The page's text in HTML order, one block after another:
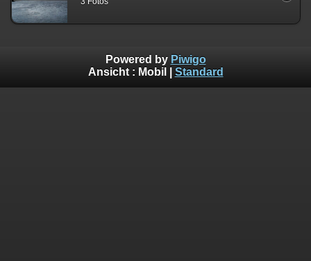
Powered by Piwigo
Ansicht : Mobil Standard